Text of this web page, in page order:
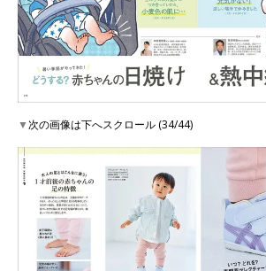
▼次の画像は下へスクロール (34/44)